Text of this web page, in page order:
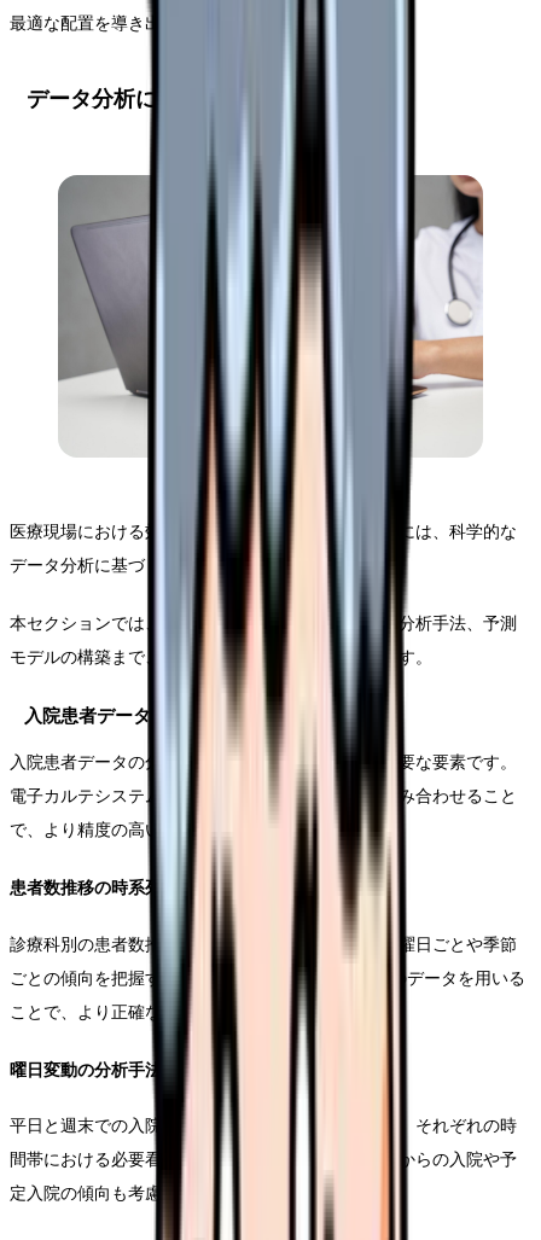
最適な配置を導き出す必要があります。
データ分析による需要予測の手法
医療現場における効果的な人員配置を実現するためには、科学的な
データ分析に基づく需要予測が不可欠です。
本セクションでは、具体的なデータの収集方法から分析手法、予測
モデルの構築まで、実践的な手順を解説していきます。
入院患者データの分析と活用
入院患者データの分析は、需要予測の基盤となる重要な要素です。
電子カルテシステムから得られる様々なデータを組み合わせること
で、より精度の高い予測が可能となります。
患者数推移の時系列分析
診療科別の患者数推移を時系列で分析することで、曜日ごとや季節
ごとの傾向を把握することができます。過去2年分のデータを用いる
ことで、より正確な傾向分析が可能となります。
曜日変動の分析手法
平日と週末での入院患者数の変動パターンを把握し、それぞれの時
間帯における必要看護師数を算出します。救急外来からの入院や予
定入院の傾向も考慮に入れる必要があります。